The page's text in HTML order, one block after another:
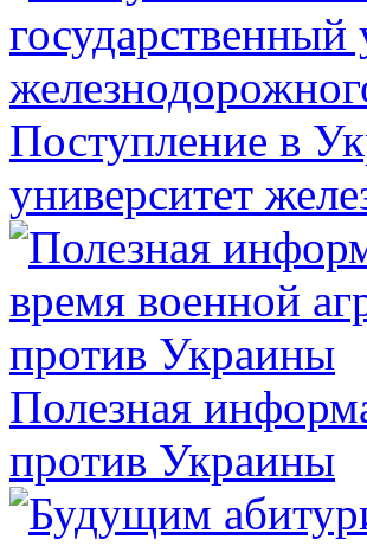
Поступление в
университет
Полезная
против Украины